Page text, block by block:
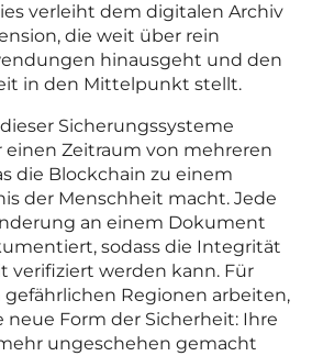
verleiht dem digitalen Archiv
die weit über rein
hinausgeht und den
in den Mittelpunkt stellt.
Sicherungssysteme
Zeitraum von mehreren
die Blockchain zu einem
der Menschheit macht. Jede
an einem Dokument
sodass die Integrität
verifiziert werden kann. Für
gefährlichen Regionen arbeiten,
Form der Sicherheit: Ihre
ungeschehen gemacht